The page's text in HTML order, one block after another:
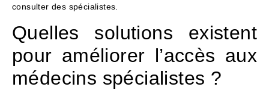
consulter des spécialistes.
Quelles solutions existent
pour améliorer l’accès aux
médecins spécialistes ?